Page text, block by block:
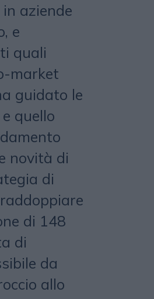
aziende
e
quali
market
guidato le
quello
novità di
di
di 148
di
da
allo